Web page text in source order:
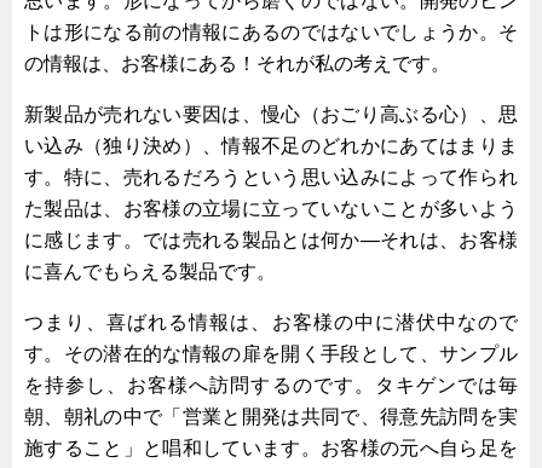
EV・PHEV充電器関連
再生可能エネルギー
半導体製造装置関連
共同溝・無電柱化関連
サーバーラック・エンクロジャー
特装車・バス・トラック関連
フリーザー・フードマシナリー関連
自動販売機・自動改札機関連
鉄道車両・駅舎関連
CATEGORY 連載
営業、丸ごとフカボリ
トは形になる前の情報にあるのではないでしょうか。そ
の情報は、お客様にある！それが私の考えです。
新製品が売れない要因は、慢心（おごり高ぶる心）、思
い込み（独り決め）、情報不足のどれかにあてはまりま
す。特に、売れるだろうという思い込みによって作られ
た製品は、お客様の立場に立っていないことが多いよう
に感じます。では売れる製品とは何か―それは、お客様
に喜んでもらえる製品です。
つまり、喜ばれる情報は、お客様の中に潜伏中なので
す。その潜在的な情報の扉を開く手段として、サンプル
を持参し、お客様へ訪問するのです。タキゲンでは毎
朝、朝礼の中で「営業と開発は共同で、得意先訪問を実
施すること」と唱和しています。お客様の元へ自ら足を